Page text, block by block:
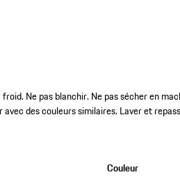
Ne pas blanchir. Ne pas sécher en
des couleurs similaires. Laver et
Couleur